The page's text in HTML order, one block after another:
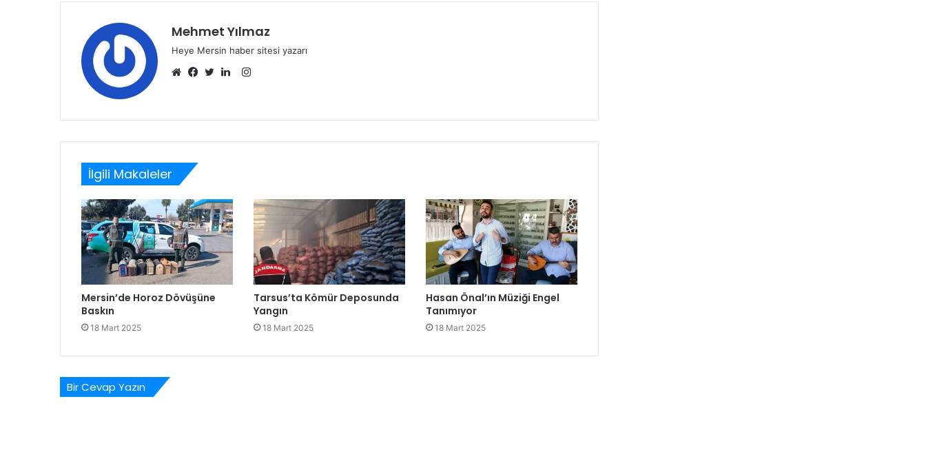
Mehmet Yılmaz
Heye Mersin haber sitesi yazarı
Instagram
İlgili Makaleler
Mersin’de Horoz Dövüşüne
Baskın
18 Mart 2025
Tarsus’ta Kömür Deposunda
Yangın
18 Mart 2025
Hasan Önal’ın Müziği Engel
Tanımıyor
18 Mart 2025
Bir Cevap Yazın